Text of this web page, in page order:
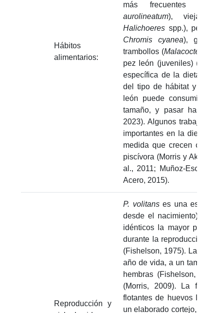
Hábitos
alimentarios:
más frecuentes
aurolineatum), viejas (
Halichoeres spp.), peces
Chromis cyanea),
trambollos (Malacoctenus
pez león (juveniles)
específica de la dieta del
del tipo de hábitat y la
león puede consumir
tamaño, y pasar hasta
2023). Algunos trabajos
importantes en la dieta
medida que crecen
piscívora (Morris y Akins,
al., 2011; Muñoz-
Acero, 2015).
Reproducción y
P. volitanses una especie
desde el nacimiento) en
idénticos la mayor parte
durante la reproducción
(Fishelson, 1975). La
año de vida, a un tamaño
hembras (Fishelson,
(Morris, 2009). La
flotantes de huevos
un elaborado cortejo,